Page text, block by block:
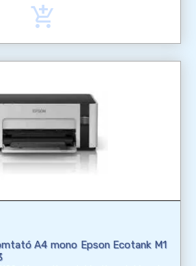
add_shopping_cart
A4 mono Epson Ecotank M1